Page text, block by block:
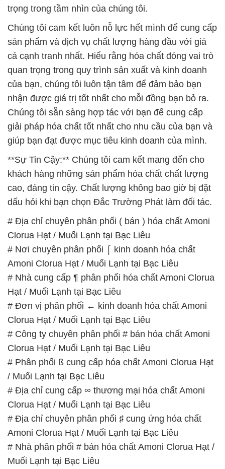
trọng trong tầm nhìn của chúng tôi.
Chúng tôi cam kết luôn nỗ lực hết mình để cung cấp
sản phẩm và dịch vụ chất lượng hàng đầu với giá
cả cạnh tranh nhất. Hiểu rằng hóa chất đóng vai trò
quan trọng trong quy trình sản xuất và kinh doanh
của bạn, chúng tôi luôn tận tâm để đảm bảo bạn
nhận được giá trị tốt nhất cho mỗi đồng bạn bỏ ra.
Chúng tôi sẵn sàng hợp tác với bạn để cung cấp
giải pháp hóa chất tốt nhất cho nhu cầu của bạn và
giúp bạn đạt được mục tiêu kinh doanh của mình.
**Sự Tin Cậy:** Chúng tôi cam kết mang đến cho
khách hàng những sản phẩm hóa chất chất lượng
cao, đáng tin cậy. Chất lượng không bao giờ bị đặt
dấu hỏi khi bạn chọn Đắc Trường Phát làm đối tác.
# Địa chỉ chuyên phân phối ( bán ) hóa chất Amoni
Clorua Hạt / Muối Lạnh tại Bạc Liêu
# Nơi chuyên phân phối ⌠ kinh doanh hóa chất
Amoni Clorua Hạt / Muối Lạnh tại Bạc Liêu
# Nhà cung cấp ¶ phân phối hóa chất Amoni Clorua
Hạt / Muối Lạnh tại Bạc Liêu
# Đơn vị phân phối ← kinh doanh hóa chất Amoni
Clorua Hạt / Muối Lạnh tại Bạc Liêu
# Công ty chuyên phân phối # bán hóa chất Amoni
Clorua Hạt / Muối Lạnh tại Bạc Liêu
# Phân phối ß cung cấp hóa chất Amoni Clorua Hạt
/ Muối Lạnh tại Bạc Liêu
# Địa chỉ cung cấp ∞ thương mại hóa chất Amoni
Clorua Hạt / Muối Lạnh tại Bạc Liêu
# Địa chỉ chuyên phân phối ♯ cung ứng hóa chất
Amoni Clorua Hạt / Muối Lạnh tại Bạc Liêu
# Nhà phân phối # bán hóa chất Amoni Clorua Hạt /
Muối Lạnh tại Bạc Liêu